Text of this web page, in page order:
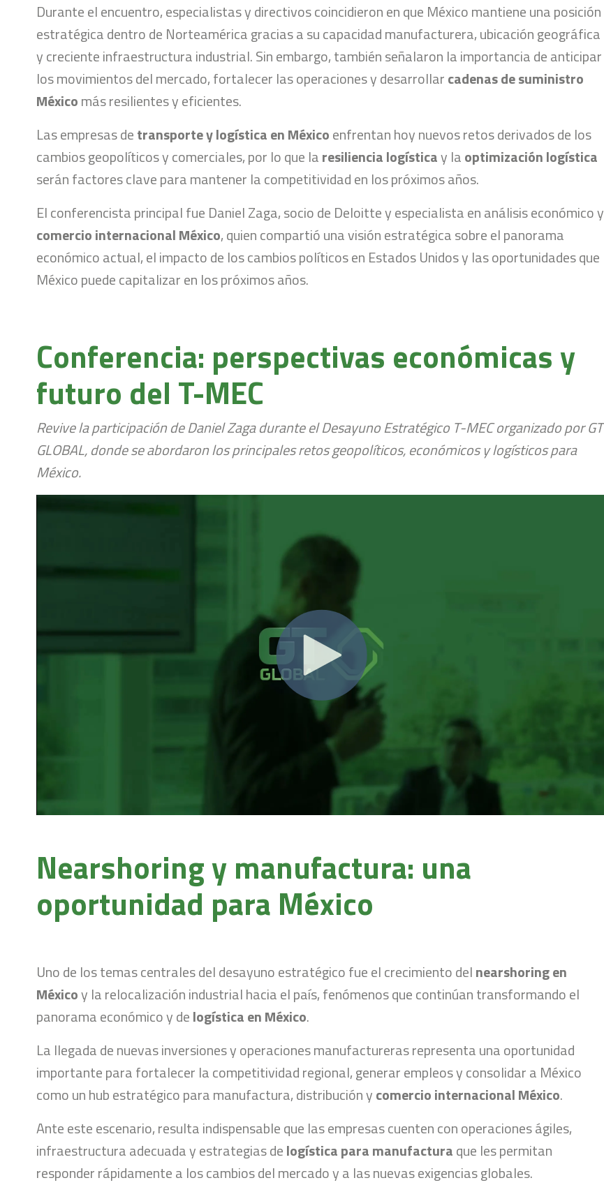
Durante el encuentro, especialistas y directivos coincidieron en que México mantiene una posición
estratégica dentro de Norteamérica gracias a su capacidad manufacturera, ubicación geográfica
y creciente infraestructura industrial. Sin embargo, también señalaron la importancia de anticipar
los movimientos del mercado, fortalecer las operaciones y desarrollarcadenas de suministro
Méxicomás resilientes y eficientes.
Las empresas detransporte y logística en Méxicoenfrentan hoy nuevos retos derivados de los
cambios geopolíticos y comerciales, por lo que laresiliencia logísticay laoptimización logística
serán factores clave para mantener la competitividad en los próximos años.
El conferencista principal fue Daniel Zaga, socio de Deloitte y especialista en análisis económico y
comercio internacional México, quien compartió una visión estratégica sobre el panorama
económico actual, el impacto de los cambios políticos en Estados Unidos y las oportunidades que
México puede capitalizar en los próximos años.
Conferencia: perspectivas económicas y
futuro del T-MEC
Revive la participación de Daniel Zaga durante el Desayuno Estratégico T-MEC organizado por GT
GLOBAL, donde se abordaron los principales retos geopolíticos, económicos y logísticos para
México.
Nearshoring y manufactura: una
oportunidad para México
Uno de los temas centrales del desayuno estratégico fue el crecimiento delnearshoring en
Méxicoy la relocalización industrial hacia el país, fenómenos que continúan transformando el
panorama económico y delogística en México.
La llegada de nuevas inversiones y operaciones manufactureras representa una oportunidad
importante para fortalecer la competitividad regional, generar empleos y consolidar a México
como un hub estratégico para manufactura, distribución ycomercio internacional México.
Ante este escenario, resulta indispensable que las empresas cuenten con operaciones ágiles,
infraestructura adecuada y estrategias delogística para manufacturaque les permitan
responder rápidamente a los cambios del mercado y a las nuevas exigencias globales.